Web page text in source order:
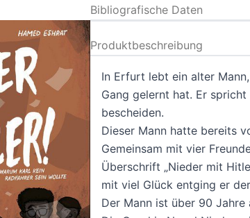
Bibliografische Daten
Produktbeschreibung
In Erfurt lebt ein alter
Gang gelernt hat. Er
bescheiden.
Dieser Mann hatte bereits
Gemeinsam mit vier
Überschrift „Nieder mit
mit viel Glück entging er
Der Mann ist über 90 Jahre